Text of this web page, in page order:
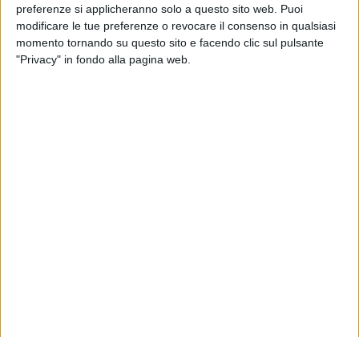
preferenze si applicheranno solo a questo sito web. Puoi
modificare le tue preferenze o revocare il consenso in qualsiasi
momento tornando su questo sito e facendo clic sul pulsante
"Privacy" in fondo alla pagina web.
anche con altri successi quali "Baby Baby", "Try Me Out" e "I
Don't Wanna Be a Star"che le valsero ben 15 tra dischi d'oro
e di platino negli anni del suo apice in carriera.